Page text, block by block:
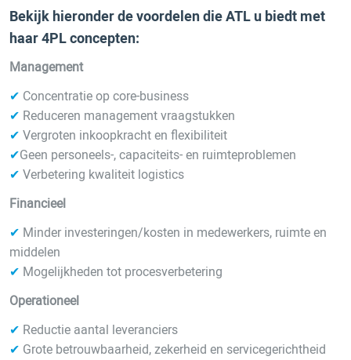
Bekijk hieronder de voordelen die ATL u biedt met
haar 4PL concepten:
Management
✔ Concentratie op core-business
✔ Reduceren management vraagstukken
✔ Vergroten inkoopkracht en flexibiliteit
✔Geen personeels-, capaciteits- en ruimteproblemen
✔ Verbetering kwaliteit logistics
Financieel
✔ Minder investeringen/kosten in medewerkers, ruimte en
middelen
✔ Mogelijkheden tot procesverbetering
Operationeel
✔ Reductie aantal leveranciers
✔ Grote betrouwbaarheid, zekerheid en servicegerichtheid